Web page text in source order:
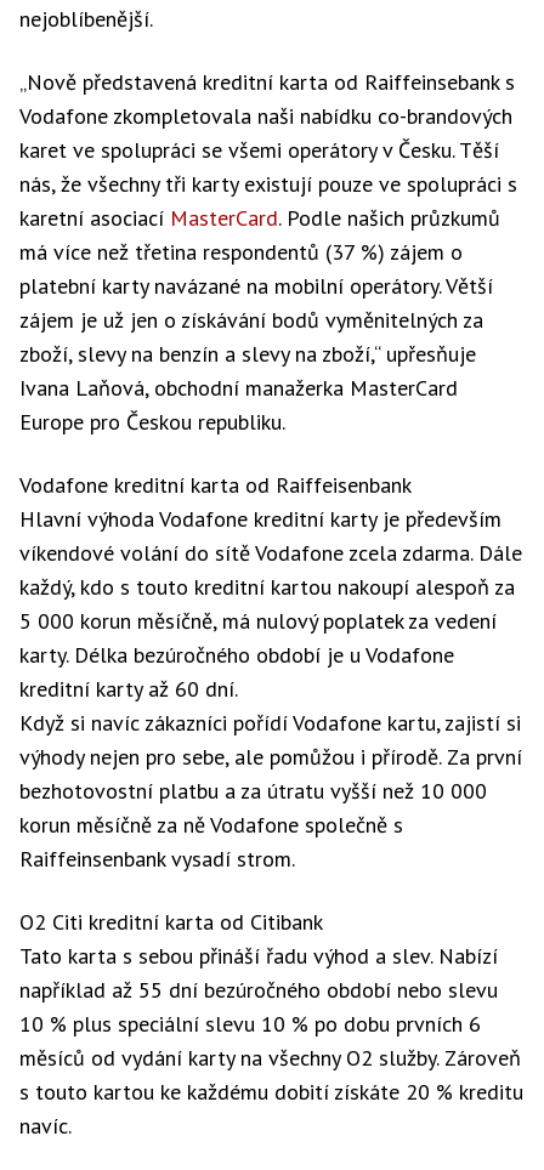
nejoblíbenější.
„Nově představená kreditní karta od Raiffeinsebank s
Vodafone zkompletovala naši nabídku co-brandových
karet ve spolupráci se všemi operátory v Česku. Těší
nás, že všechny tři karty existují pouze ve spolupráci s
karetní asociací MasterCard. Podle našich průzkumů
má více než třetina respondentů (37 %) zájem o
platební karty navázané na mobilní operátory. Větší
zájem je už jen o získávání bodů vyměnitelných za
zboží, slevy na benzín a slevy na zboží,“ upřesňuje
Ivana Laňová, obchodní manažerka MasterCard
Europe pro Českou republiku.
Vodafone kreditní karta od Raiffeisenbank
Hlavní výhoda Vodafone kreditní karty je především
víkendové volání do sítě Vodafone zcela zdarma. Dále
každý, kdo s touto kreditní kartou nakoupí alespoň za
5 000 korun měsíčně, má nulový poplatek za vedení
karty. Délka bezúročného období je u Vodafone
kreditní karty až 60 dní.
Když si navíc zákazníci pořídí Vodafone kartu, zajistí si
výhody nejen pro sebe, ale pomůžou i přírodě. Za první
bezhotovostní platbu a za útratu vyšší než 10 000
korun měsíčně za ně Vodafone společně s
Raiffeinsenbank vysadí strom.
O2 Citi kreditní karta od Citibank
Tato karta s sebou přináší řadu výhod a slev. Nabízí
například až 55 dní bezúročného období nebo slevu
10 % plus speciální slevu 10 % po dobu prvních 6
měsíců od vydání karty na všechny O2 služby. Zároveň
s touto kartou ke každému dobití získáte 20 % kreditu
navíc.